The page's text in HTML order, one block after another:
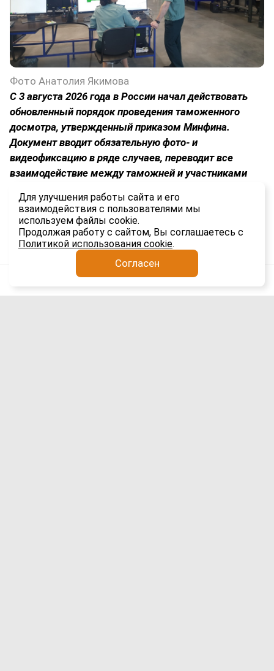
Фото Анатолия Якимова
С 3 августа 2026 года в России начал действовать
обновленный порядок проведения таможенного
досмотра, утвержденный приказом Минфина.
Документ вводит обязательную фото- и
видеофиксацию в ряде случаев, переводит все
взаимодействие между таможней и участниками
временные рамки для каждого этапа процедуры.
Анатолий Якимов
5 авг
Для улучшения работы сайта и его
взаимодействия с пользователями мы
используем файлы cookie.
Продолжая работу с сайтом, Вы соглашаетесь с
Политикой использования cookie.
Согласен